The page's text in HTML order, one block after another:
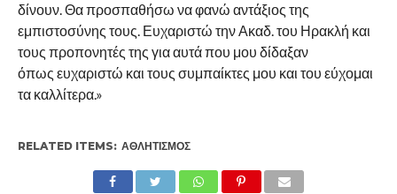
δίνουν. Θα προσπαθήσω να φανώ αντάξιος της
εμπιστοσύνης τους. Ευχαριστώ την Ακαδ. του Ηρακλή και
τους προπονητές της για αυτά που μου δίδαξαν
όπως ευχαριστώ και τους συμπαίκτες μου και του εύχομαι
τα καλλίτερα.»
RELATED ITEMS: ΑΘΛΗΤΙΣΜΌΣ